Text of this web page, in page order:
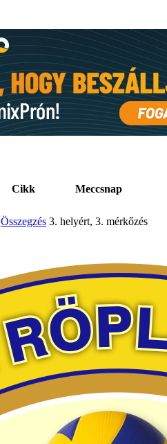
Cikk Meccsnap
Összegzés 3. helyért, 3. mérkőzés